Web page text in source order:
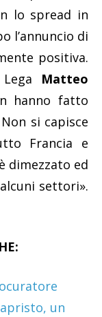
lo spread in
l’annuncio di
positiva.
Matteo
hanno fatto
si capisce
Francia e
dimezzato ed
settori».
un